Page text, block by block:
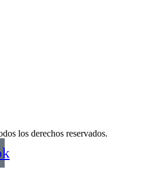
los derechos reservados.